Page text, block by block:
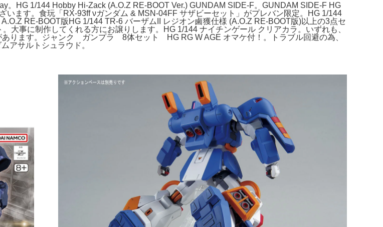
。HG 1/144 Hobby Hi-Zack (A.O.Z RE-BOOT Ver.) GUNDAM SIDE-F。GUNDAM SIDE-F HG
ます。食玩「RX-93ff νガンダム & MSN-04FF サザビーセット」がプレバン限定。HG 1/144
RE-BOOT版HG 1/144 TR-6 バーザムII レジオン鹵獲仕様 (A.O.Z RE-BOOT版)以上の3点セ
事に制作してくれる方にお譲りします。HG 1/144 ナイチンゲール クリアカラ。いずれも、
ります。ジャンク ガンプラ 8体セット HG RG W AGE オマケ付！。トラブル回避の為、
アサルトシュラウド。